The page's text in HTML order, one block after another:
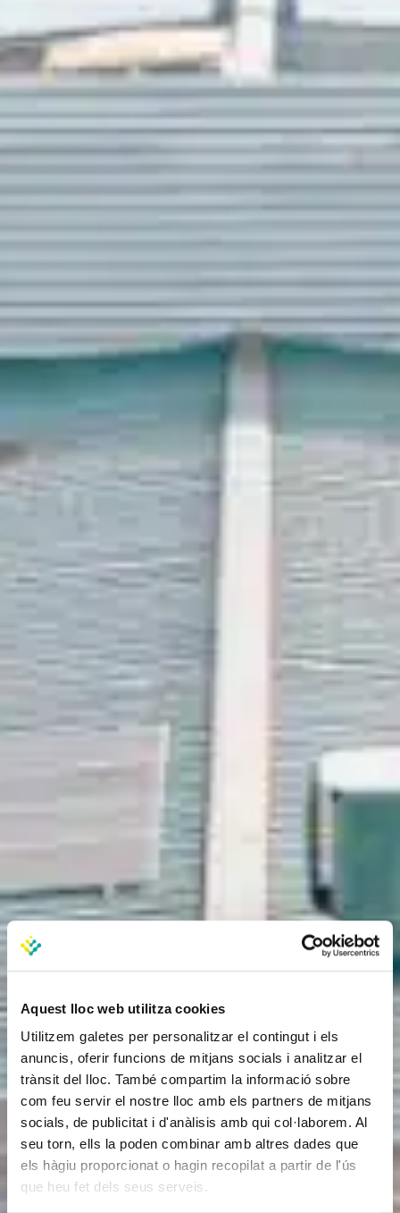
Aquest lloc web utilitza cookies
Utilitzem galetes per personalitzar el contingut i els
anuncis, oferir funcions de mitjans socials i analitzar el
trànsit del lloc. També compartim la informació sobre
com feu servir el nostre lloc amb els partners de mitjans
socials, de publicitat i d'anàlisis amb qui col·laborem. Al
seu torn, ells la poden combinar amb altres dades que
els hàgiu proporcionat o hagin recopilat a partir de l'ús
que heu fet dels seus serveis.